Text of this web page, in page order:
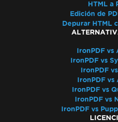
HTML a
Edición de
Depurar HTML
IronPDF vs
IronPDF vs
IronPDF
IronPDF vs
IronPDF vs
IronPDF vs
IronPDF vs